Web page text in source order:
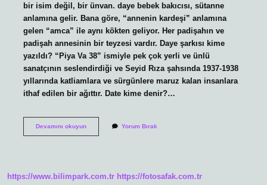
bir isim değil, bir ünvan. daye bebek bakıcısı, sütanne
anlamına gelir. Bana göre, “annenin kardeşi” anlamına
gelen “amca” ile aynı kökten geliyor. Her padişahın ve
padişah annesinin bir teyzesi vardır. Daye şarkısı kime
yazıldı? “Piya Va 38” ismiyle pek çok yerli ve ünlü
sanatçının seslendirdiği ve Seyid Rıza şahsında 1937-1938
yıllarında katliamlara ve sürgünlere maruz kalan insanlara
ithaf edilen bir ağıttır. Date kime denir?…
Devamını okuyunDaye
Yorum Bırak
https://www.bilimpark.com.tr https://fotosafak.com.tr